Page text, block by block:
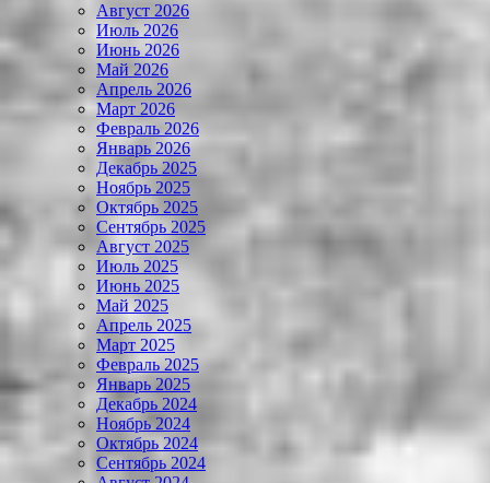
Август 2026
Июль 2026
Июнь 2026
Май 2026
Апрель 2026
Март 2026
Февраль 2026
Январь 2026
Декабрь 2025
Ноябрь 2025
Октябрь 2025
Сентябрь 2025
Август 2025
Июль 2025
Июнь 2025
Май 2025
Апрель 2025
Март 2025
Февраль 2025
Январь 2025
Декабрь 2024
Ноябрь 2024
Октябрь 2024
Сентябрь 2024